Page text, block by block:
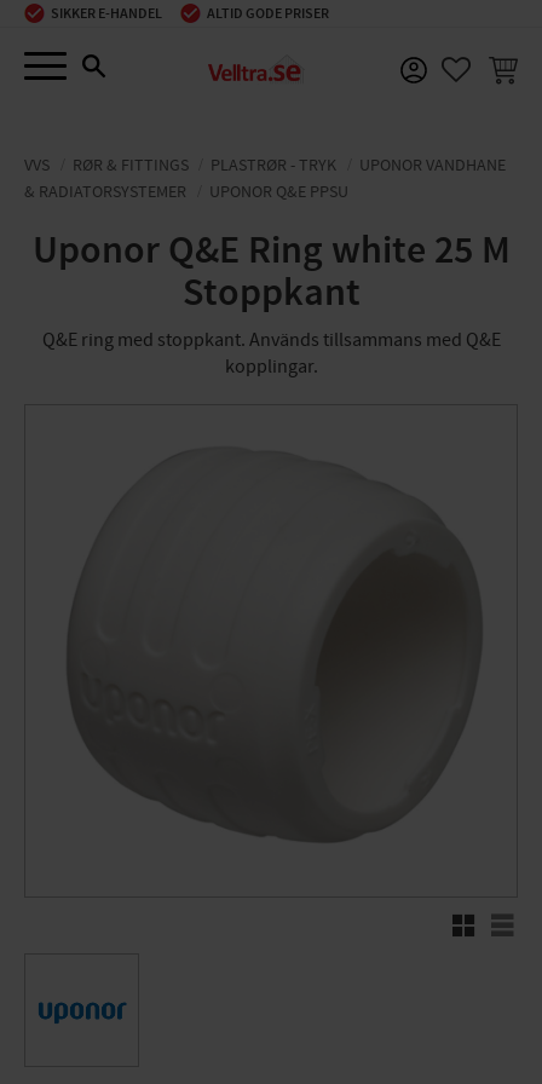
Menu
SIKKER E-HANDEL ALTID GODE PRISER
VVS RØR & FITTINGS PLASTRØR - TRYK
UPONOR VANDHANE
& RADIATORSYSTEMER
UPONOR Q&E PPSU
Uponor Q&E Ring white 25 M
Stoppkant
Q&E ring med stoppkant. Används tillsammans med Q&E
kopplingar.
RutenettListe